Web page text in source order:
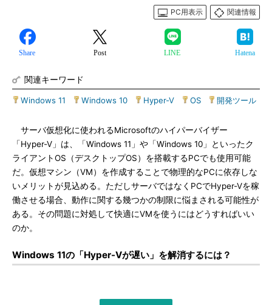
PC用表示
関連情報
Share Post LINE Hatena
関連キーワード
Windows 11 Windows 10 Hyper-V OS 開発ツール
サーバ仮想化に使われるMicrosoftのハイパーバイザー
「Hyper-V」は、「Windows 11」や「Windows 10」といったク
ライアントOS（デスクトップOS）を搭載するPCでも使用可能
だ。仮想マシン（VM）を作成することで物理的なPCに依存しな
いメリットが見込める。ただしサーバではなくPCでHyper-Vを稼
働させる場合、動作に関する幾つかの制限に悩まされる可能性が
ある。その問題に対処して快適にVMを使うにはどうすればいい
のか。
Windows 11の「Hyper-Vが遅い」を解消するには？